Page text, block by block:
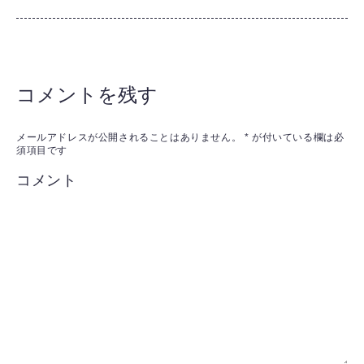
コメントを残す
メールアドレスが公開されることはありません。 * が付いている欄は必
須項目です
コメント